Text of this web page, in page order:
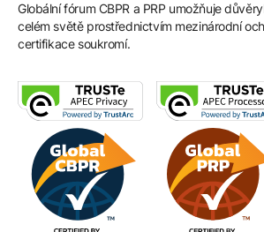
Globální fórum CBPR a PRP umožňuje
celém světě prostřednictvím mezinárodní
certifikace soukromí.